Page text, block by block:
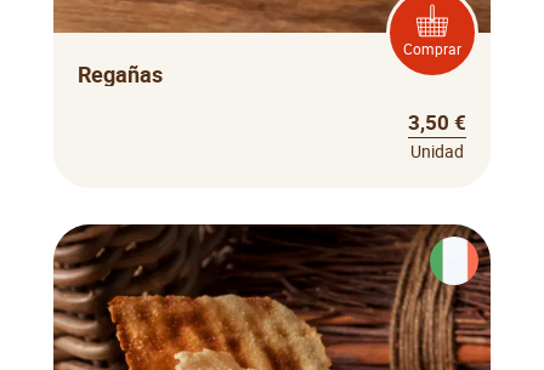
Comprar
Regañas
3,50 €
Unidad